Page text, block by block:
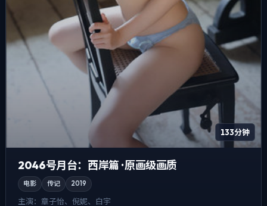
133分钟
2046号月台：西岸篇 · 原画级画质
电影 传记 2019
主演： 章子怡、倪妮、白宇